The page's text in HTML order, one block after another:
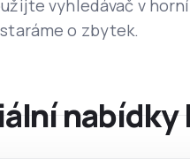
vyhledávač v
o zbytek.
nabídky